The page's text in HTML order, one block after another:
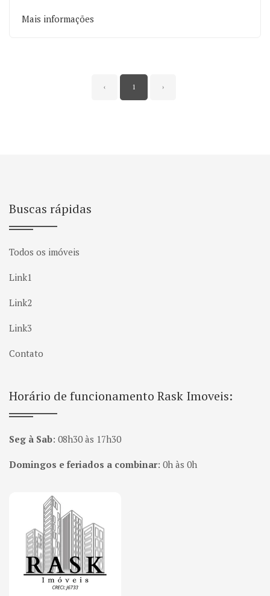
Mais informações
‹ 1 ›
Buscas rápidas
Todos os imóveis
Link1
Link2
Link3
Contato
Horário de funcionamento Rask Imoveis:
Seg à Sab: 08h30 às 17h30
Domingos e feriados a combinar: 0h às 0h
Página inicial